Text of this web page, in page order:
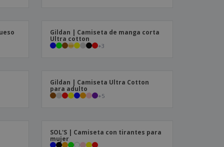
Gildan | Camiseta de manga corta
Ultra cotton
+3
Gildan | Camiseta Ultra Cotton
para adulto
+5
SOL'S | Camiseta con tirantes para
mujer